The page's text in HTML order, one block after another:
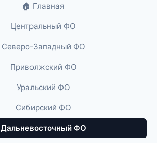
🏠 Главная
Центральный ФО
Северо-Западный ФО
Приволжский ФО
Уральский ФО
Сибирский ФО
Дальневосточный ФО